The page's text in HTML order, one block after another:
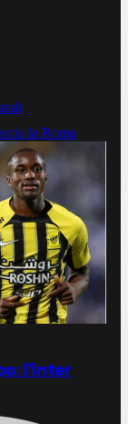
la Roma
l’Inter